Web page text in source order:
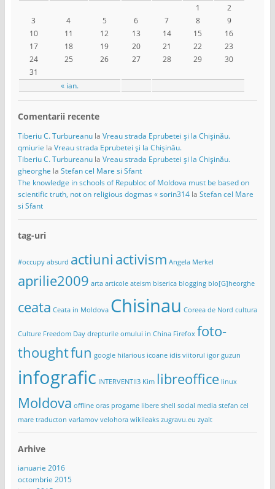
« ian.
1
2
3
4 5 6 7 8
9
10
11 12 13 14 15
16
17
18 19 20 21 22
23
24
25 26 27 28 29
30
31
Comentarii recente
Tiberiu C. Turbureanula Vreau strada Eprubetei și la Chișinău.
qmiurie la Vreau strada Eprubetei și la Chișinău.
Tiberiu C. Turbureanula Vreau strada Eprubetei și la Chișinău.
gheorghe la Stefan cel Mare si Sfant
The knowledge in schools of Republoc of Moldova must be based on
scientific truth, not on religious dogmas « sorin314la Stefan cel Mare
si Sfant
tag-uri
#occupy absurd actiuni activism Angela Merkel
aprilie2009 arta articole ateism biserica blogging blo[G]heorghe
ceata Ceata in Moldova Chisinau Coreea de Nord cultura
Culture Freedom Day drepturile omului in China Firefox foto-
thoughtfun google hilarious icoane idis viitorul igor guzun
infografic INTERVENTII3 Kim libreoffice linux
Moldova offline oras progame libere shell social media stefan cel
mare traducton varlamov velohora wikileaks zugravu.eu zyalt
Arhive
ianuarie 2016
octombrie 2015